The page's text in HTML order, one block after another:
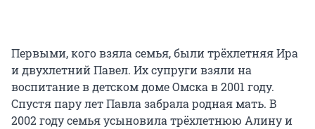
Первыми, кого взяла семья, были трёхлетняя Ира
и двухлетний Павел. Их супруги взяли на
воспитание в детском доме Омска в 2001 году.
Спустя пару лет Павла забрала родная мать. В
2002 году семья усыновила трёхлетнюю Алину и